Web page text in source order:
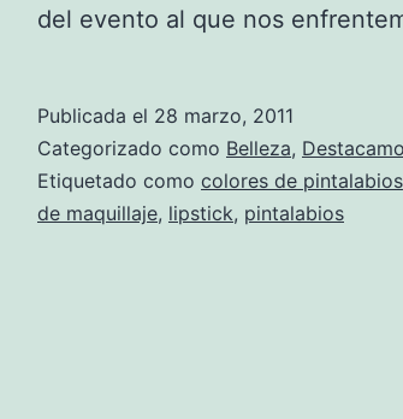
del evento al que nos
Publicada el 28 marzo, 2011
Categorizado como Belleza,
Etiquetado como colores de pintalabios
de maquillaje, lipstick, pintalabios